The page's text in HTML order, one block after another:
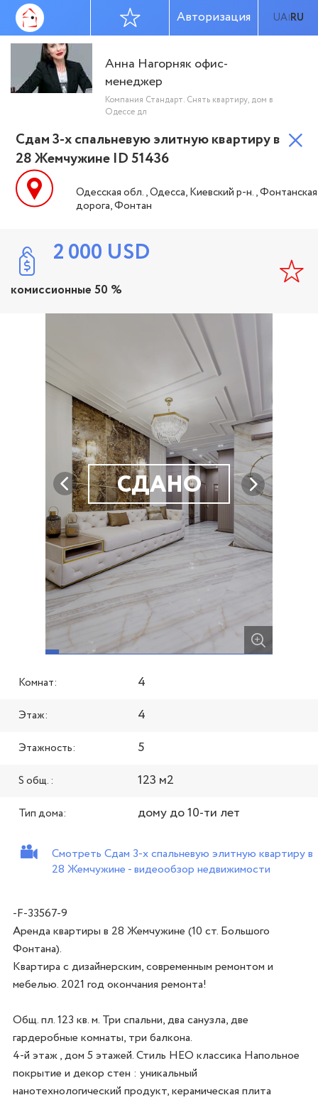
UA|RU
Авторизация
Анна Нагорняк офис-
менеджер
Компания Стандарт. Снять квартиру, дом в
Одессе дл
Сдам 3-х спальневую элитную квартиру в
28 Жемчужине ID 51436
Одесская обл., Одесса, Киевский р-н., Фонтанская
дорога, Фонтан
2 000 USD
комиссионные 50 %
СДАНО
Комнат: 4
Этаж: 4
Этажность: 5
S общ. : 123 м2
Тип дома: дому до 10-ти лет
Смотреть Сдам 3-х спальневую элитную квартиру в
28 Жемчужине - видеообзор недвижимости
-F-33567-9
Аренда квартиры в 28 Жемчужине (10 ст. Большого
Фонтана).
Квартира с дизайнерским, современным ремонтом и
мебелью. 2021 год окончания ремонта!
Общ. пл. 123 кв. м. Три спальни, два санузла, две
гардеробные комнаты, три балкона.
4-й этаж , дом 5 этажей. Стиль НЕО классика Напольное
покрытие и декор стен : уникальный
нанотехнологический продукт, керамическая плита